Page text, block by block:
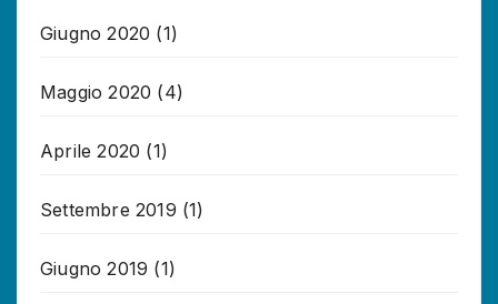
Giugno 2020 (1)
Maggio 2020 (4)
Aprile 2020 (1)
Settembre 2019 (1)
Giugno 2019 (1)